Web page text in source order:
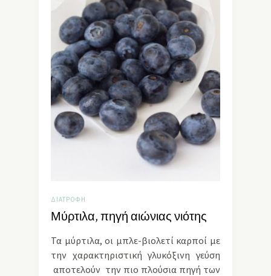
ΔΙΑΤΡΟΦΉ
Μύρτιλα, πηγή αιώνιας νιότης
Τα μύρτιλα, οι μπλε-βιολετί καρποί με
την χαρακτηριστική γλυκόξινη γεύση
αποτελούν την πιο πλούσια πηγή των